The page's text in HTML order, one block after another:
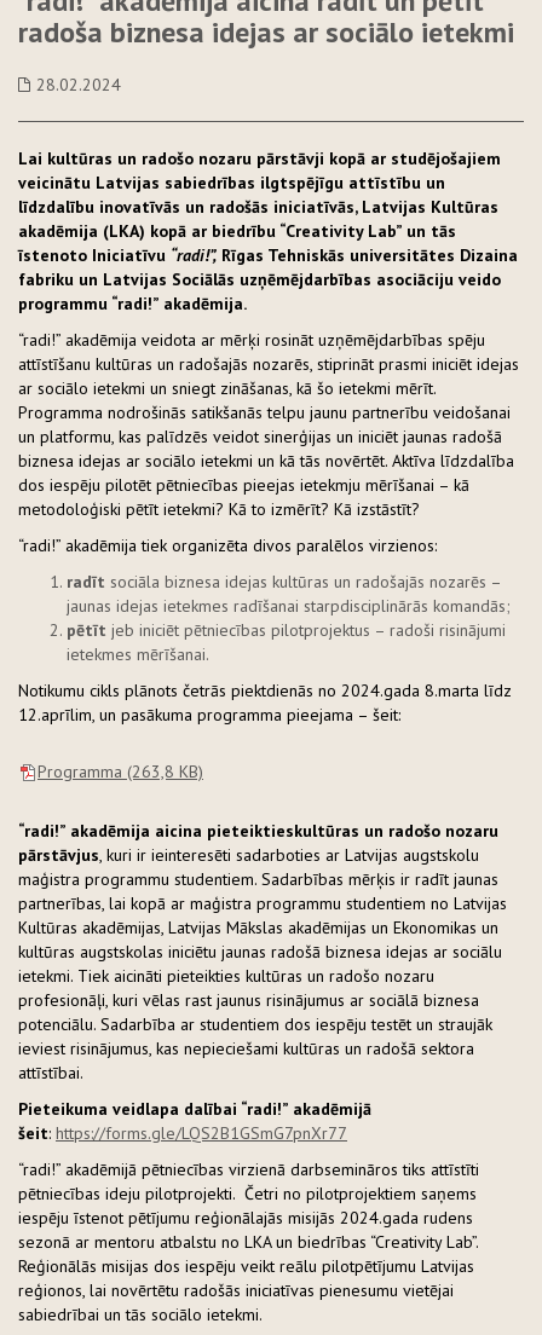
radoša biznesa idejas ar sociālo ietekmi
28.02.2024
Lai kultūras un radošo nozaru pārstāvji kopā ar studējošajiem
veicinātu Latvijas sabiedrības ilgtspējīgu attīstību un
līdzdalību inovatīvās un radošās iniciatīvās, Latvijas Kultūras
akadēmija (LKA) kopā ar biedrību “Creativity Lab” un tās
īstenoto Iniciatīvu “radi!”, Rīgas Tehniskās universitātes Dizaina
fabriku un Latvijas Sociālās uzņēmējdarbības asociāciju veido
programmu “radi!” akadēmija.
“radi!” akadēmija veidota ar mērķi rosināt uzņēmējdarbības spēju
attīstīšanu kultūras un radošajās nozarēs, stiprināt prasmi iniciēt idejas
ar sociālo ietekmi un sniegt zināšanas, kā šo ietekmi mērīt.
Programma nodrošinās satikšanās telpu jaunu partnerību veidošanai
un platformu, kas palīdzēs veidot sinerģijas un iniciēt jaunas radošā
biznesa idejas ar sociālo ietekmi un kā tās novērtēt. Aktīva līdzdalība
dos iespēju pilotēt pētniecības pieejas ietekmju mērīšanai – kā
metodoloģiski pētīt ietekmi? Kā to izmērīt? Kā izstāstīt?
“radi!” akadēmija tiek organizēta divos paralēlos virzienos:
radīt sociāla biznesa idejas kultūras un radošajās nozarēs –
jaunas idejas ietekmes radīšanai starpdisciplinārās komandās;
pētīt jeb iniciēt pētniecības pilotprojektus – radoši risinājumi
ietekmes mērīšanai.
Notikumu cikls plānots četrās piektdienās no 2024.gada 8.marta līdz
12.aprīlim, un pasākuma programma pieejama – šeit:
Programma (263,8 KB)
“radi!” akadēmija aicina pieteiktieskultūras un radošo nozaru
pārstāvjus, kuri ir ieinteresēti sadarboties ar Latvijas augstskolu
maģistra programmu studentiem. Sadarbības mērķis ir radīt jaunas
partnerības, lai kopā ar maģistra programmu studentiem no Latvijas
Kultūras akadēmijas, Latvijas Mākslas akadēmijas un Ekonomikas un
kultūras augstskolas iniciētu jaunas radošā biznesa idejas ar sociālu
ietekmi. Tiek aicināti pieteikties kultūras un radošo nozaru
profesionāļi, kuri vēlas rast jaunus risinājumus ar sociālā biznesa
potenciālu. Sadarbība ar studentiem dos iespēju testēt un straujāk
ieviest risinājumus, kas nepieciešami kultūras un radošā sektora
attīstībai.
Pieteikuma veidlapa dalībai “radi!” akadēmijā
šeit: https://forms.gle/LQS2B1GSmG7pnXr77
“radi!” akadēmijā pētniecības virzienā darbsemināros tiks attīstīti
pētniecības ideju pilotprojekti. Četri no pilotprojektiem saņems
iespēju īstenot pētījumu reģionālajās misijās 2024.gada rudens
sezonā ar mentoru atbalstu no LKA un biedrības “Creativity Lab”.
Reģionālās misijas dos iespēju veikt reālu pilotpētījumu Latvijas
reģionos, lai novērtētu radošās iniciatīvas pienesumu vietējai
sabiedrībai un tās sociālo ietekmi.